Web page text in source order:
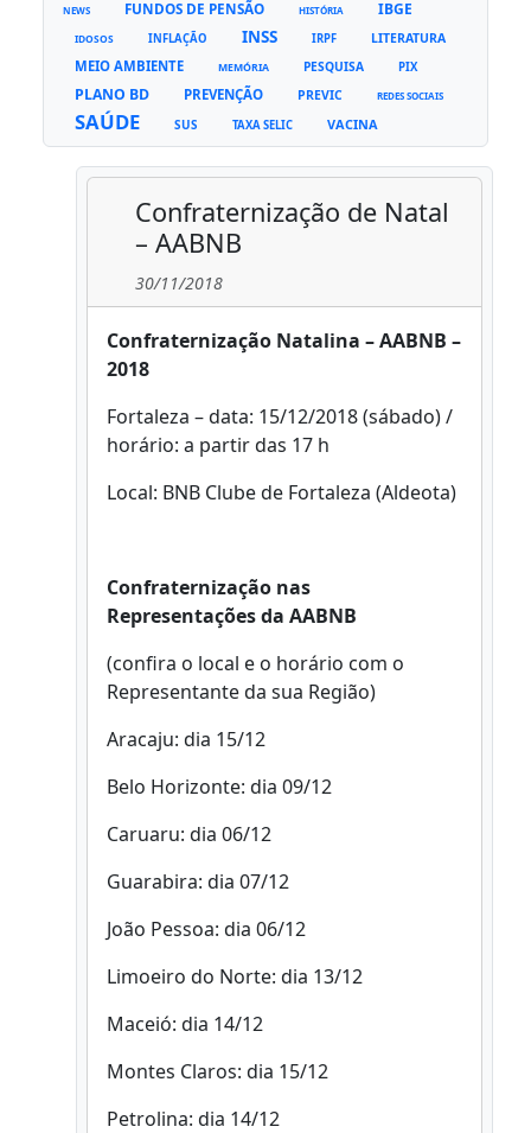
NEWS FUNDOS DE PENSÃO HISTÓRIA IBGE
IDOSOS INFLAÇÃO INSS IRPF LITERATURA
MEIO AMBIENTE MEMÓRIA PESQUISA PIX
PLANO BD PREVENÇÃO PREVIC REDES SOCIAIS
SAÚDE SUS TAXA SELIC VACINA
Confraternização de Natal
– AABNB
30/11/2018
Confraternização Natalina – AABNB –
2018
Fortaleza – data: 15/12/2018 (sábado) /
horário: a partir das 17 h
Local: BNB Clube de Fortaleza (Aldeota)
Confraternização nas
Representações da AABNB
(confira o local e o horário com o
Representante da sua Região)
Aracaju: dia 15/12
Belo Horizonte: dia 09/12
Caruaru: dia 06/12
Guarabira: dia 07/12
João Pessoa: dia 06/12
Limoeiro do Norte: dia 13/12
Maceió: dia 14/12
Montes Claros: dia 15/12
Petrolina: dia 14/12